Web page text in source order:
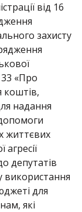
від 16
захисту
33 «Про
коштів,
надання
життєвих
депутатів
використання
для
які